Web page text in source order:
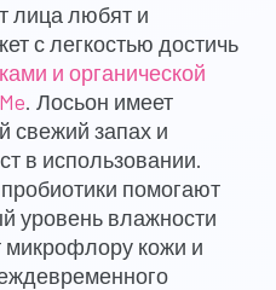
лица любят и
с легкостью достичь
и органической
. Лосьон имеет
свежий запах и
в использовании.
помогают
уровень влажности
кожи и